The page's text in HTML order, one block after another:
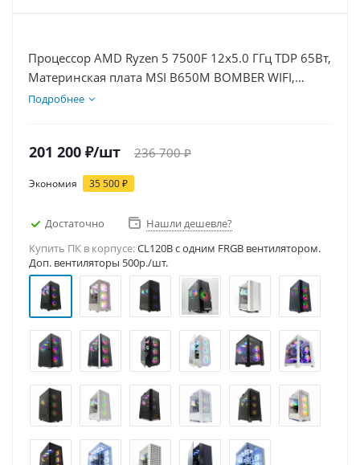
Процессор AMD Ryzen 5 7500F 12x5.0 ГГц TDP 65Вт,
Материнская плата MSI B650M BOMBER WIFI,
Видеокарта RTX 5070Ti 16Гб, Память DDR5 32Gb,
Подробнее
201 200 ₽/шт 236 700₽
Экономия 35 500₽
Достаточно
Нашли дешевле?
Купить ПК в корпусе:CL120B c одним FRGB вентилятором.
Доп. вентиляторы 500р./шт.